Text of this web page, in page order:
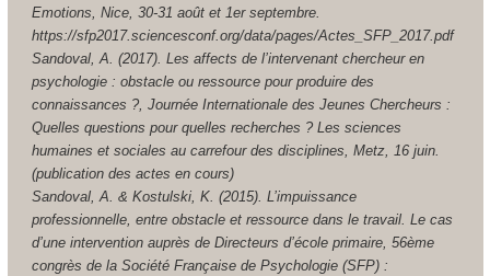
Emotions, Nice, 30-31 août et 1er septembre.
https://sfp2017.sciencesconf.org/data/pages/Actes_SFP_2017.pdf
Sandoval, A. (2017). Les affects de l’intervenant chercheur en
psychologie : obstacle ou ressource pour produire des
connaissances ?, Journée Internationale des Jeunes Chercheurs :
Quelles questions pour quelles recherches ? Les sciences
humaines et sociales au carrefour des disciplines, Metz, 16 juin.
(publication des actes en cours)
Sandoval, A. & Kostulski, K. (2015). L’impuissance
professionnelle, entre obstacle et ressource dans le travail. Le cas
d’une intervention auprès de Directeurs d’école primaire, 56ème
congrès de la Société Française de Psychologie (SFP) :